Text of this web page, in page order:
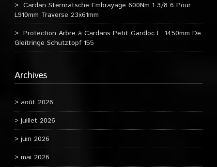
Cardan Sternratsche Embrayage 600Nm 1 3/8 6 Pour
L910mm Traverse 23x61mm
Protection Arbre à Cardans Petit Gardloc L. 1450mm De
Gleitringe Schutztopf 155
Archives
août 2026
juillet 2026
juin 2026
mai 2026